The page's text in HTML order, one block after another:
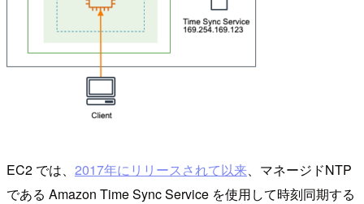
EC2 では、 2017年にリリースされて以来 、マネージドNTP
である Amazon Time Sync Service を使用して時刻同期する